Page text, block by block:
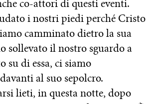
co-attori di questi eventi.
i nostri piedi perché Cristo
camminato dietro la sua
sollevato il nostro sguardo a
su di essa, ci siamo
al suo sepolcro.
lieti, in questa notte, dopo